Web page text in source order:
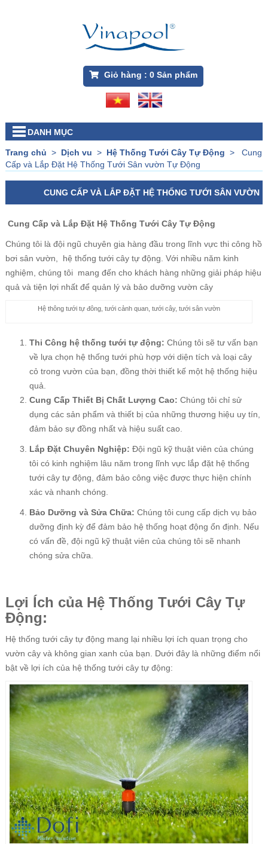
Giỏ hàng : 0Sản phẩm
DANH MỤC
Trang chủ > Dịch vu > Hệ Thống Tưới Cây Tự Động >
Cung
Cấp và Lắp Đặt Hệ Thống Tưới Sân vườn Tự Động
CUNG CẤP VÀ LẮP ĐẶT HỆ THỐNG TƯỚI SÂN VƯỜN
Cung Cấp và Lắp Đặt Hệ Thống Tưới Cây Tự Động
Chúng tôi là đội ngũ chuyên gia hàng đầu trong lĩnh vực thi công hồ
bơi sân vườn, hệ thống tưới cây tự động. Với nhiều năm kinh
nghiệm, chúng tôi mang đến cho khách hàng những giải pháp hiệu
quả và tiện lợi nhất để quản lý và bảo dưỡng vườn cây
Hệ thông tưới tự đông, tưới cảnh quan, tưới cây, tưới sân vườn
Thi Công hệ thống tưới tự động: Chúng tôi sẽ tư vấn bạn
về lựa chọn hệ thống tưới phù hợp với diện tích và loại cây
cỏ trong vườn của bạn, đồng thời thiết kế một hệ thống hiệu
quả.
Cung Cấp Thiết Bị Chất Lượng Cao: Chúng tôi chỉ sử
dụng các sản phẩm và thiết bị của những thương hiệu uy tín,
đảm bảo sự đồng nhất và hiệu suất cao.
Lắp Đặt Chuyên Nghiệp: Đội ngũ kỹ thuật viên của chúng
tôi có kinh nghiệm lâu năm trong lĩnh vực lắp đặt hệ thống
tưới cây tự động, đảm bảo công việc được thực hiện chính
xác và nhanh chóng.
Bảo Dưỡng và Sửa Chữa: Chúng tôi cung cấp dịch vụ bảo
dưỡng định kỳ để đảm bảo hệ thống hoạt động ổn định. Nếu
có vấn đề, đội ngũ kỹ thuật viên của chúng tôi sẽ nhanh
chóng sửa chữa.
Lợi Ích của Hệ Thống Tưới Cây Tự
Động:
Hệ thống tưới cây tự động mang lại nhiều lợi ích quan trọng cho
vườn cây và không gian xanh của bạn. Dưới đây là những điểm nổi
bật về lợi ích của hệ thống tưới cây tự động: